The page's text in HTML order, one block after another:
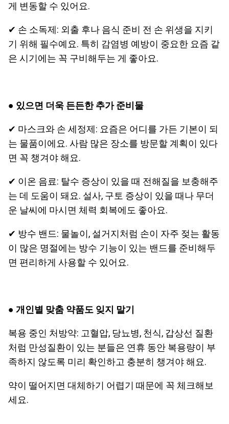
게 변동할 수 있어요.
✔ 손 소독제: 외출 후나 음식 준비 전 손 위생을 지키
기 위해 필수예요. 특히 감염병 예방이 중요한 요즘 같
은 시기에는 꼭 구비해두는 게 좋아요.
● 있으면 더욱 든든한 추가 준비물
✔ 마스크와 손 세정제: 요즘은 어디를 가든 기본이 되
는 물품이에요. 사람 많은 장소를 방문할 계획이 있다
면 꼭 챙겨야 해요.
✔ 이온 음료: 탈수 증상이 있을 때 전해질을 보충해주
는 데 도움이 돼요. 설사, 구토 증상이 있을 때나 무더
운 날씨에 마시면 체력 회복에도 좋아요.
✔ 방수 밴드: 물놀이, 설거지처럼 손이 자주 젖는 활동
이 많은 명절에는 방수 기능이 있는 밴드를 준비해두
면 편리하게 사용할 수 있어요.
● 개인별 맞춤 약품도 잊지 말기
복용 중인 처방약: 고혈압, 당뇨병, 천식, 갑상선 질환
처럼 만성질환이 있는 분들은 연휴 동안 복용량이 부
족하지 않도록 미리 확인하고 충분히 챙겨야 해요.
약이 떨어지면 대체하기 어렵기 때문에 꼭 체크해보
세요.